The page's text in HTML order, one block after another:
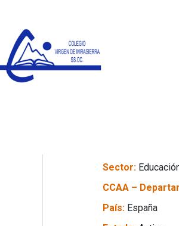
Sector:
CCAA –
País: España